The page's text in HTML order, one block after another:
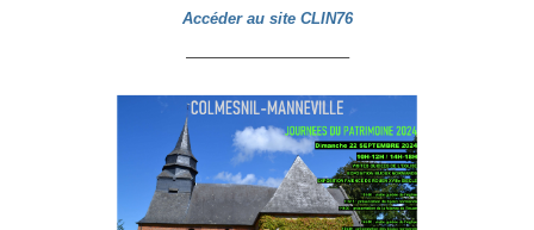
Accéder au site CLIN76
——————————–